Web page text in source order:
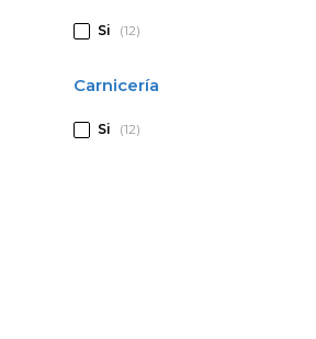
Si (12)
Carnicería
Si (12)